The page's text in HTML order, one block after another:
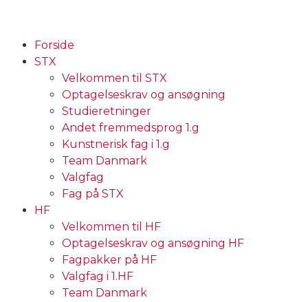
Forside
STX
Velkommen til STX
Optagelseskrav og ansøgning
Studieretninger
Andet fremmedsprog 1.g
Kunstnerisk fag i 1.g
Team Danmark
Valgfag
Fag på STX
HF
Velkommen til HF
Optagelseskrav og ansøgning HF
Fagpakker på HF
Valgfag i 1.HF
Team Danmark